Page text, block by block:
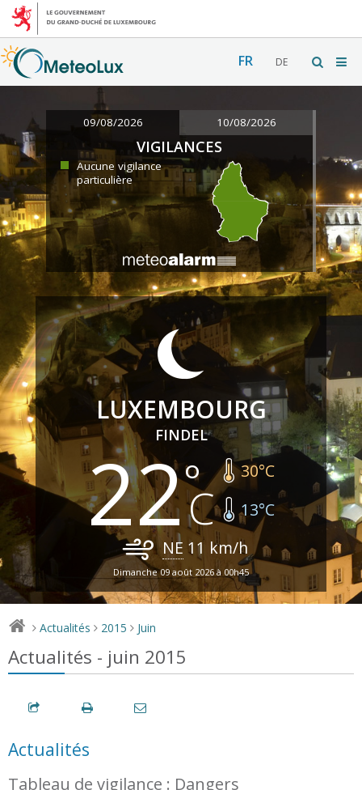
FR DE
09/08/2026 10/08/2026
VIGILANCES
Aucune vigilance
particulière
LUXEMBOURG
FINDEL
22 30°C
13°C
NE 11 km/h
Dimanche 09 août 2026 à 00h45
> Actualités > 2015 > Juin
Actualités - juin 2015
Actualités
Tableau de vigilance : Dangers